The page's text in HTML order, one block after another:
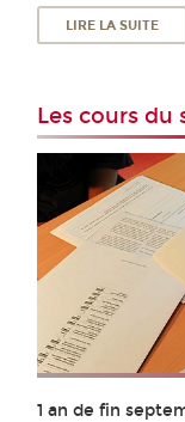
LIRE LA SUITE
Les cours du
1 an de fin